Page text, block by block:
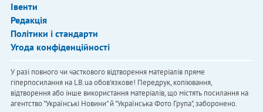
Івенти
Редакція
Політики і стандарти
Угода конфіденційності
У разі повного чи часткового відтворення матеріалів пряме
гіперпосилання на LB.ua обов'язкове! Передрук, копіювання,
відтворення або інше використання матеріалів, що містять посилання на
агентство "Українськi Новини" й "Українська Фото Група", заборонено.